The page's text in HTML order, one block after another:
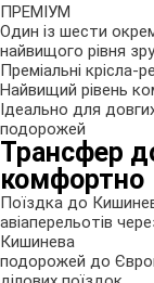
ПРЕМІУМ
Один із шести
найвищого рівня
Преміальні крісла-
Найвищий рівень
Ідеально для
подорожей
Трансфер
комфортно
Поїздка до
авіаперельотів
Кишинева
подорожей до